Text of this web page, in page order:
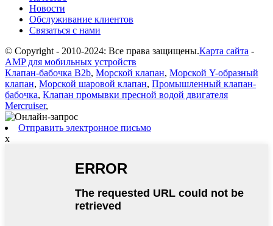
Новости
Обслуживание клиентов
Связаться с нами
© Copyright - 2010-2024: Все права защищены.Карта сайта -
AMP для мобильных устройств
Клапан-бабочка B2b, Морской клапан, Морской Y-образный
клапан, Морской шаровой клапан, Промышленный клапан-
бабочка, Клапан промывки пресной водой двигателя
Mercruiser,
Отправить электронное письмо
x